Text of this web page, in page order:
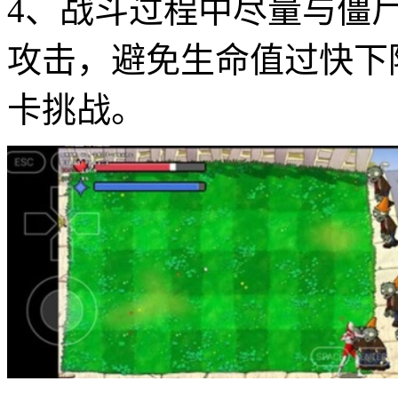
4、战斗过程中尽量与僵
攻击，避免生命值过快
卡挑战。